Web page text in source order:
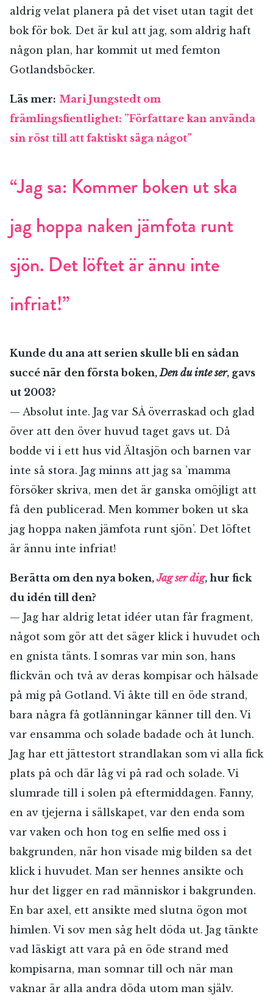
aldrig velat planera på det viset utan tagit det
bok för bok. Det är kul att jag, som aldrig haft
någon plan, har kommit ut med femton
Gotlandsböcker.
Läs mer: Mari Jungstedt om
främlingsfientlighet: ”Författare kan använda
sin röst till att faktiskt säga något”
“Jag sa: Kommer boken ut ska
jag hoppa naken jämfota runt
sjön. Det löftet är ännu inte
infriat!”
Kunde du ana att serien skulle bli en sådan
succé när den första boken,Den du inte ser, gavs
ut 2003?
— Absolut inte. Jag var SÅ överraskad och glad
över att den över huvud taget gavs ut. Då
bodde vi i ett hus vid Ältasjön och barnen var
inte så stora. Jag minns att jag sa ’mamma
försöker skriva, men det är ganska omöjligt att
få den publicerad. Men kommer boken ut ska
jag hoppa naken jämfota runt sjön’. Det löftet
är ännu inte infriat!
Berätta om den nya boken,Jag ser dig, hur fick
du idén till den?
— Jag har aldrig letat idéer utan får fragment,
något som gör att det säger klick i huvudet och
en gnista tänts. I somras var min son, hans
flickvän och två av deras kompisar och hälsade
på mig på Gotland. Vi åkte till en öde strand,
bara några få gotlänningar känner till den. Vi
var ensamma och solade badade och åt lunch.
Jag har ett jättestort strandlakan som vi alla fick
plats på och där låg vi på rad och solade. Vi
slumrade till i solen på eftermiddagen. Fanny,
en av tjejerna i sällskapet, var den enda som
var vaken och hon tog en selfie med oss i
bakgrunden, när hon visade mig bilden sa det
klick i huvudet. Man ser hennes ansikte och
hur det ligger en rad människor i bakgrunden.
En bar axel, ett ansikte med slutna ögon mot
himlen. Vi sov men såg helt döda ut. Jag tänkte
vad läskigt att vara på en öde strand med
kompisarna, man somnar till och när man
vaknar är alla andra döda utom man själv.